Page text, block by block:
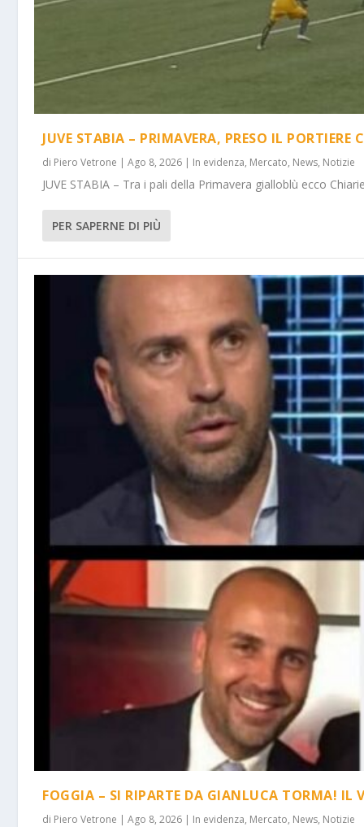
JUVE STABIA – PRIMAVERA, PRESO IL PORTIERE
di Piero Vetrone |Ago 8, 2026 | In evidenza, Mercato, News, Notizie
JUVE STABIA – Tra i pali della Primavera gialloblù ecco
PER SAPERNE DI PIÙ
FOGGIA – SI RIPARTE DA GIANLUCA TORMA! IL
di Piero Vetrone |Ago 8, 2026 | In evidenza, Mercato, News, Notizie